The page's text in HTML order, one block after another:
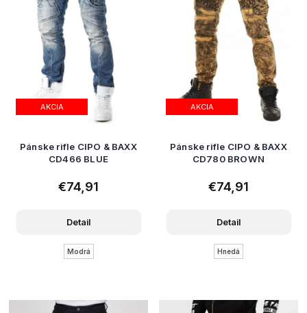
AKCIA
Pánske rifle CIPO & BAXX
CD466 BLUE
€74,91
Detail
Modrá
AKCIA
Pánske rifle CIPO & BAXX
CD780 BROWN
€74,91
Detail
Hnedá